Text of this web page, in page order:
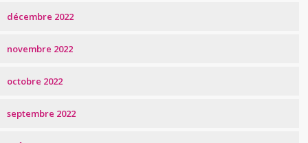
décembre 2022
novembre 2022
octobre 2022
septembre 2022